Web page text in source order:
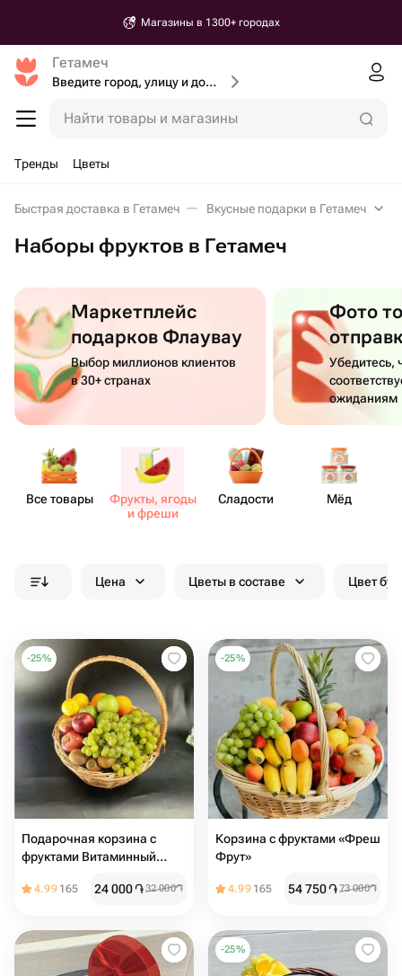
Магазины в 1300+ городах
Гетамеч
Введите город, улицу и дом доставки
Найти товары и магазины
Тренды Цветы
Быстрая доставка в Гетамеч Вкусные подарки в Гетамеч
Наборы фруктов в Гетамеч
Маркетплейс
подарков Флаувау
Выбор миллионов клиентов
в 30+ странах
Фото
Убедитесь,
ожиданиям
Все товары
Фрукты, ягоды
и фреши
Сладости Мёд
Цена Цветы в составе Цвет
-25%
Подарочная корзина с
фруктами Витаминный
4.99 165 24 000֏32 000֏
-25%
Корзина с фруктами «Фреш
Фрут»
4.99 165 54 750֏73 000֏
-25%